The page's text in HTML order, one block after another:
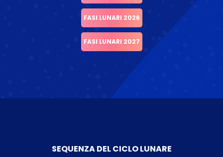
FASI LUNARI 2026
FASI LUNARI 2027
SEQUENZA DEL CICLO LUNARE